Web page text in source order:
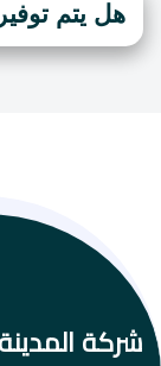
هل يتم
شركة المدينة